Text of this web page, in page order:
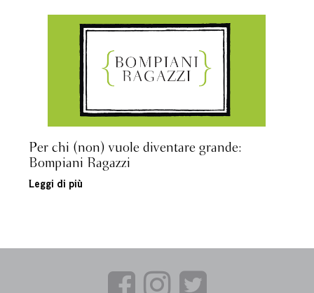
Per chi (non) vuole diventare grande:
Bompiani Ragazzi
Leggi di più